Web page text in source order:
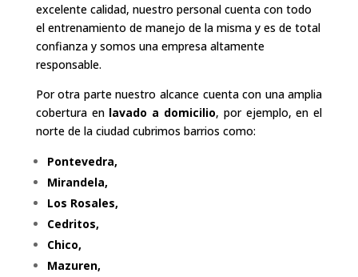
excelente calidad, nuestro personal cuenta con todo
el entrenamiento de manejo de la misma y es de total
confianza y somos una empresa altamente
responsable.
Por otra parte nuestro alcance cuenta con una amplia
cobertura en lavado a domicilio, por ejemplo, en el
norte de la ciudad cubrimos barrios como:
Pontevedra,
Mirandela,
Los Rosales,
Cedritos,
Chico,
Mazuren,